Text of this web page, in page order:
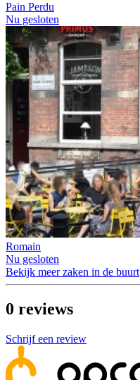
Pain Perdu
Nu gesloten
Romain
Nu gesloten
Bekijk meer zaken in de buurt
0 reviews
Schrijf een review